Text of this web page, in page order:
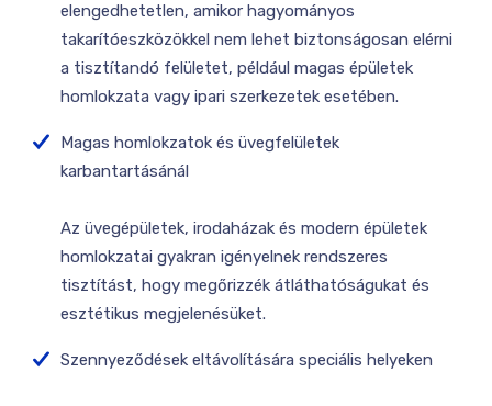
elengedhetetlen, amikor hagyományos
takarítóeszközökkel nem lehet biztonságosan elérni
a tisztítandó felületet, például magas épületek
homlokzata vagy ipari szerkezetek esetében.
Magas homlokzatok és üvegfelületek
karbantartásánál
Az üvegépületek, irodaházak és modern épületek
homlokzatai gyakran igényelnek rendszeres
tisztítást, hogy megőrizzék átláthatóságukat és
esztétikus megjelenésüket.
Szennyeződések eltávolítására speciális helyeken